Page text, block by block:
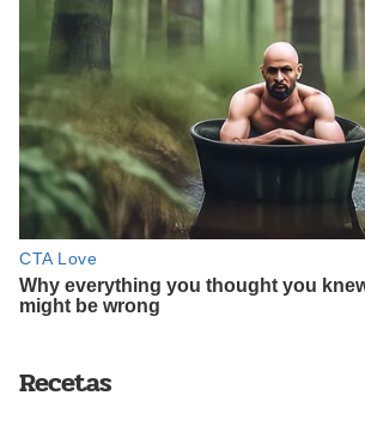
Recetas